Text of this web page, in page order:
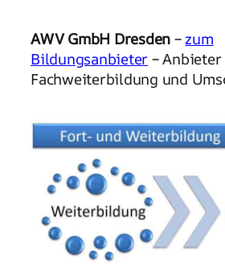
AWV GmbH Dresden–zum
Bildungsanbieter –
Fachweiterbildung und